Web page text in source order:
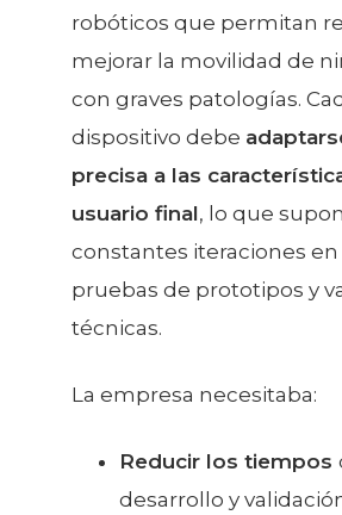
robóticos que permitan
mejorar la movilidad de
con graves patologías.
dispositivo debe
precisa a las
usuario final, lo que
constantes iteraciones en
pruebas de prototipos y
técnicas.
La empresa necesitaba:
Reducir los tiempos
desarrollo y